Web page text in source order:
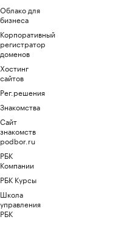
Облако для
бизнеса
Корпоративный
регистратор
доменов
Хостинг
сайтов
Рег.решения
Знакомства
Сайт
знакомств
podbor.ru
РБК
Компании
РБК Курсы
Школа
управления
РБК